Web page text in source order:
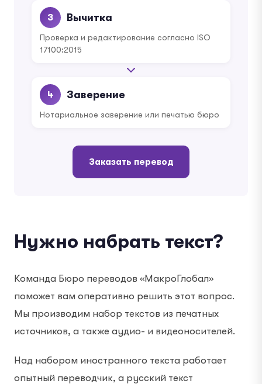
3 Вычитка
Проверка и редактирование согласно ISO
17100:2015
4 Заверение
Нотариальное заверение или печатью бюро
Заказать перевод
Нужно набрать текст?
Команда Бюро переводов «МакроГлобал»
поможет вам оперативно решить этот вопрос.
Мы производим набор текстов из печатных
источников, а также аудио- и видеоносителей.
Над набором иностранного текста работает
опытный переводчик, а русский текст